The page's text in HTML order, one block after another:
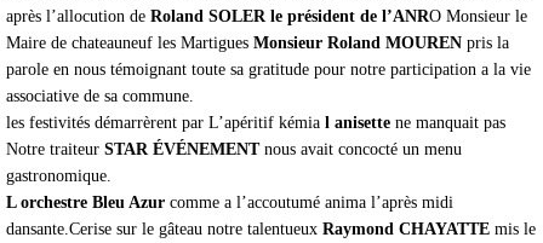
après l’allocution de Roland SOLER le président de l’ANRO Monsieur le
Maire de chateauneuf les Martigues Monsieur Roland MOUREN pris la
parole en nous témoignant toute sa gratitude pour notre participation a la vie
associative de sa commune.
les festivités démarrèrent par L’apéritif kémia l anisette ne manquait pas
Notre traiteur STAR ÉVÉNEMENTnous avait concocté un menu
gastronomique.
L orchestre Bleu Azur comme a l’accoutumé anima l’après midi
dansante.Cerise sur le gâteau notre talentueux Raymond CHAYATTE mis le